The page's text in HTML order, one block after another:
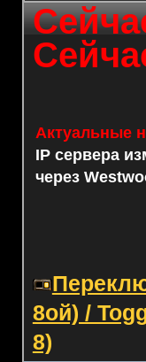
Актуальные
IP сервера
через
8ой) /
8)